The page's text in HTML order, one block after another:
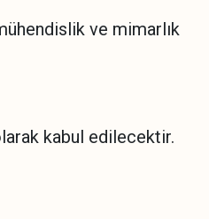
ve mimarlık
kabul edilecektir.